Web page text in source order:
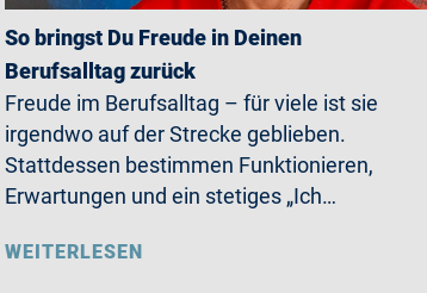
So bringst Du Freude in Deinen
Berufsalltag zurück
Freude im Berufsalltag – für viele ist sie
irgendwo auf der Strecke geblieben.
Stattdessen bestimmen Funktionieren,
Erwartungen und ein stetiges „Ich…
WEITERLESEN